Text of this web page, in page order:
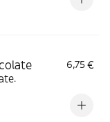
6,75 €